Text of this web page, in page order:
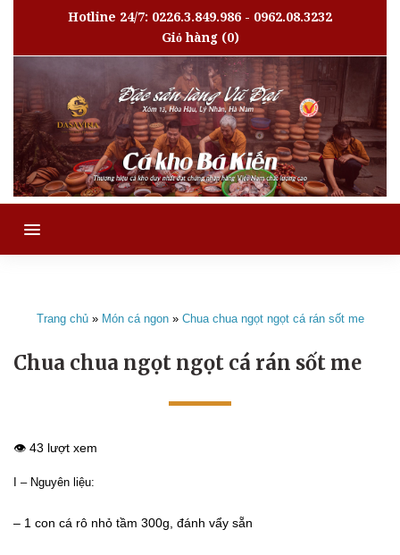
Hotline 24/7: 0226.3.849.986 - 0962.08.3232
Giỏ hàng(0)
MENU
Trang chủ» Món cá ngon» Chua chua ngọt ngọt cá rán sốt me
Chua chua ngọt ngọt cá rán sốt me
👁️ 43 lượt xem
I – Nguyên liệu:
– 1 con cá rô nhỏ tầm 300g, đánh vẩy sẵn